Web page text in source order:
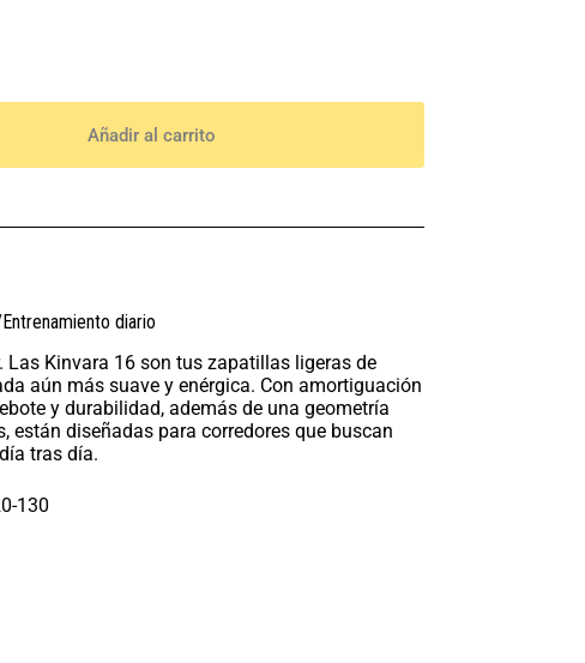
Añadir al carrito
diario
Las Kinvara 16 son tus zapatillas ligeras de
aún más suave y enérgica. Con amortiguación
y durabilidad, además de una geometría
están diseñadas para corredores que buscan
tras día.
130